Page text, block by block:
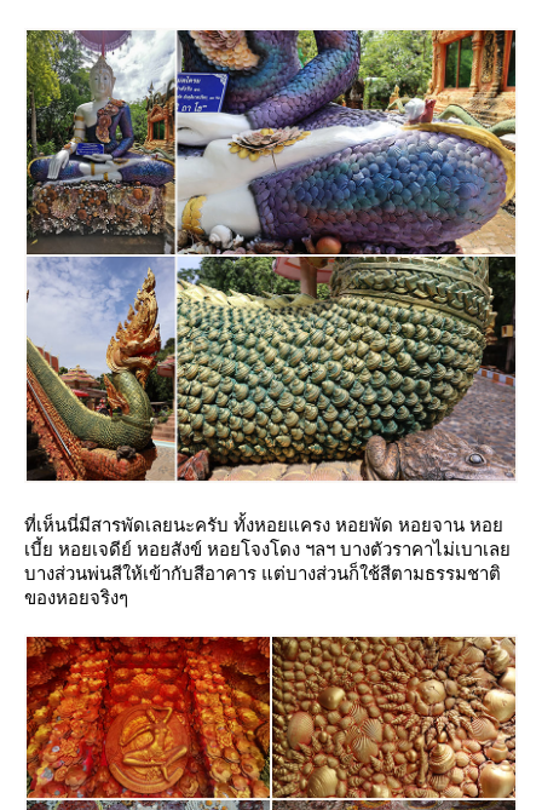
ที่เห็นนี่มีสารพัดเลยนะครับ ทั้งหอยแครง หอยพัด หอยจาน หอ
เบี้ย หอยเจดีย์ หอยสังข์ หอยโจงโดง ฯลฯ บางตัวราคาไม่เบาเล
บางส่วนพ่นสีให้เข้ากับสีอาคาร แต่บางส่วนก็ใช้สีตามธรรมชาติ
ของหอยจริงๆ